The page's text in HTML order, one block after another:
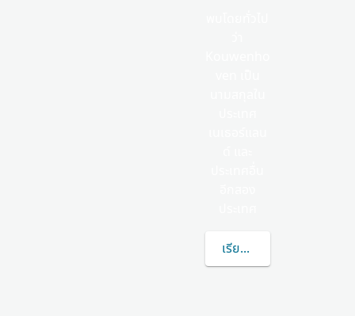
เรียนรู้เพิ่มเติมเกี่ยวกับ